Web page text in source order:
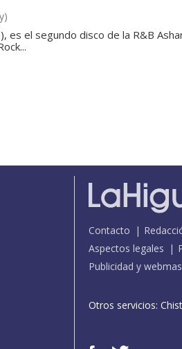
es el segundo disco de la R&B
Contacto
Aspectos legales
Publicidad y
Otros servicios: